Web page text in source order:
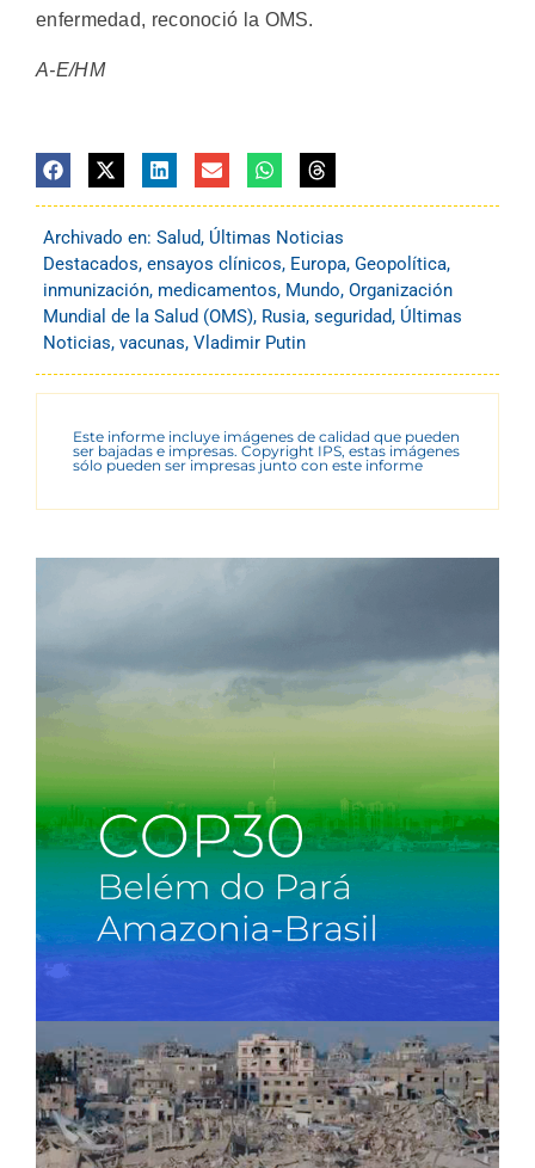
enfermedad, reconoció la OMS.
A-E/HM
Archivado en: Salud, Últimas Noticias
Destacados, ensayos clínicos, Europa, Geopolítica,
inmunización, medicamentos, Mundo, Organización
Mundial de la Salud (OMS), Rusia, seguridad, Últimas
Noticias, vacunas, Vladimir Putin
Este informe incluye imágenes de calidad que pueden
ser bajadas e impresas. Copyright IPS, estas imágenes
sólo pueden ser impresas junto con este informe